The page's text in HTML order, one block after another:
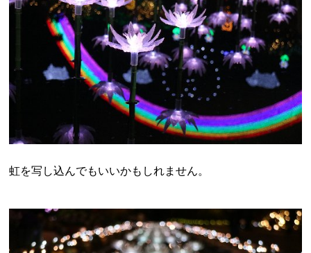
虹を写し込んでもいいかもしれません。